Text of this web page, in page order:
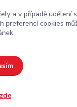
a v případě udělení
preferencí cookies
zde.